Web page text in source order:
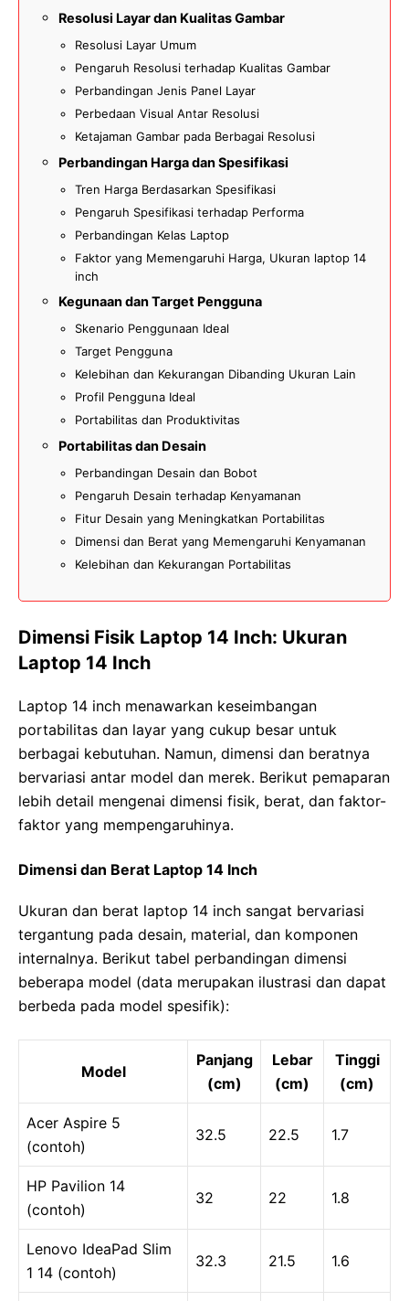
Resolusi Layar dan Kualitas Gambar
Resolusi Layar Umum
Pengaruh Resolusi terhadap Kualitas Gambar
Perbandingan Jenis Panel Layar
Perbedaan Visual Antar Resolusi
Ketajaman Gambar pada Berbagai Resolusi
Perbandingan Harga dan Spesifikasi
Tren Harga Berdasarkan Spesifikasi
Pengaruh Spesifikasi terhadap Performa
Perbandingan Kelas Laptop
Faktor yang Memengaruhi Harga, Ukuran laptop 14
inch
Kegunaan dan Target Pengguna
Skenario Penggunaan Ideal
Target Pengguna
Kelebihan dan Kekurangan Dibanding Ukuran Lain
Profil Pengguna Ideal
Portabilitas dan Produktivitas
Portabilitas dan Desain
Perbandingan Desain dan Bobot
Pengaruh Desain terhadap Kenyamanan
Fitur Desain yang Meningkatkan Portabilitas
Dimensi dan Berat yang Memengaruhi Kenyamanan
Kelebihan dan Kekurangan Portabilitas
Dimensi Fisik Laptop 14 Inch: Ukuran
Laptop 14 Inch
Laptop 14 inch menawarkan keseimbangan
portabilitas dan layar yang cukup besar untuk
berbagai kebutuhan. Namun, dimensi dan beratnya
bervariasi antar model dan merek. Berikut pemaparan
lebih detail mengenai dimensi fisik, berat, dan faktor-
faktor yang mempengaruhinya.
Dimensi dan Berat Laptop 14 Inch
Ukuran dan berat laptop 14 inch sangat bervariasi
tergantung pada desain, material, dan komponen
internalnya. Berikut tabel perbandingan dimensi
beberapa model (data merupakan ilustrasi dan dapat
berbeda pada model spesifik):
Model
Panjang
(cm)
Lebar
(cm)
Tinggi
(cm)
Acer Aspire 5
(contoh)
32.5 22.5 1.7
HP Pavilion 14
(contoh)
32 22 1.8
Lenovo IdeaPad Slim
1 14 (contoh)
32.3 21.5 1.6